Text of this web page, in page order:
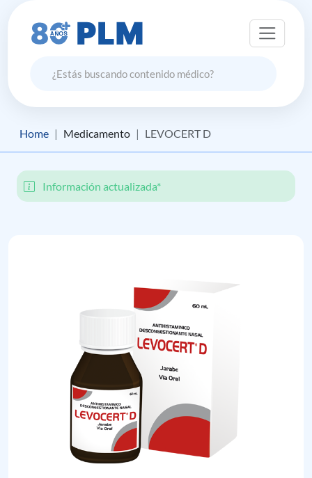
Home Medicamento LEVOCERT D
Información actualizada*